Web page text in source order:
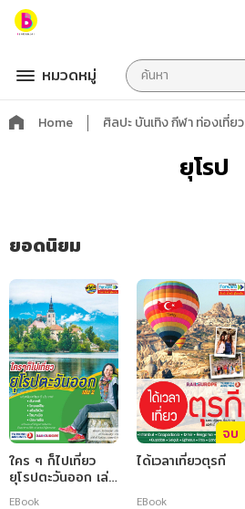
หมวดหมู่
Home ศิลปะ บันเทิง กีฬา ท่องเที่ยว
ยุโรป
ยอดนิยม
ใคร ๆ ก็ไปเที่ยว
ยุโรปตะวันออก เล่ม
2
EBook
จบ
ได้เวลาเที่ยวตุรกี
EBook